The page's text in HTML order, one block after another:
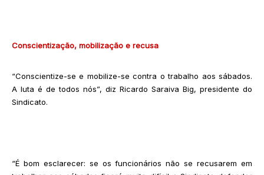
Conscientização, mobilização e recusa
“Conscientize-se e mobilize-se contra o trabalho aos sábados.
A luta é de todos nós”, diz Ricardo Saraiva Big, presidente do
Sindicato.
“É bom esclarecer: se os funcionários não se recusarem em